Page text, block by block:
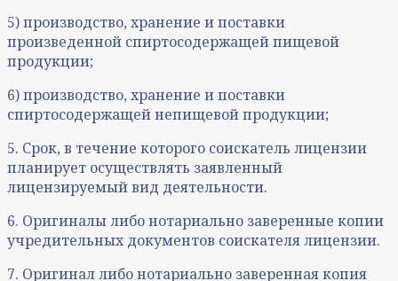
5) производство, хранение и поставки
произведенной спиртосодержащей пищевой
продукции;
6) производство, хранение и поставки
спиртосодержащей непищевой продукции;
5. Срок, в течение которого соискатель лицензии
планирует осуществлять заявленный
лицензируемый вид деятельности.
6. Оригиналы либо нотариально заверенные копии
учредительных документов соискателя лицензии.
7. Оригинал либо нотариально заверенная копия